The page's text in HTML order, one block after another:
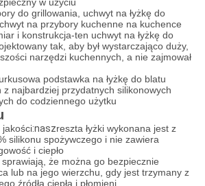
w użyciu
do grillowania, uchwyt na łyżkę do
na przybory kuchenne na kuchence
i konstrukcja-ten uchwyt na łyżkę do
tak, aby był wystarczająco duży,
narzędzi kuchennych, a nie zajmował
podstawka na łyżkę do blatu
najbardziej przydatnych silikonowych
do codziennego użytku
jakości:naszreszta łyżki wykonana jest z
silikonu spożywczego i nie zawiera
i ciepło
sprawiają, że można go bezpiecznie
lub na jego wierzchu, gdy jest trzymany z
źródła ciepła i płomieni.